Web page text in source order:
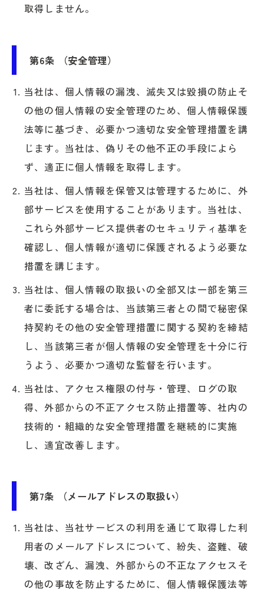
取得しません。
第6条 （安全管理）
当社は、個人情報の漏洩、滅失又は毀損の防止そ
の他の個人情報の安全管理のため、個人情報保護
法等に基づき、必要かつ適切な安全管理措置を講
じます。当社は、偽りその他不正の手段によら
ず、適正に個人情報を取得します。
当社は、個人情報を保管又は管理するために、外
部サービスを使用することがあります。当社は、
これら外部サービス提供者のセキュリティ基準を
確認し、個人情報が適切に保護されるよう必要な
措置を講じます。
当社は、個人情報の取扱いの全部又は一部を第三
者に委託する場合は、当該第三者との間で秘密保
持契約その他の安全管理措置に関する契約を締結
し、当該第三者が個人情報の安全管理を十分に行
うよう、必要かつ適切な監督を行います。
当社は、アクセス権限の付与・管理、ログの取
得、外部からの不正アクセス防止措置等、社内の
技術的・組織的な安全管理措置を継続的に実施
し、適宜改善します。
第7条 （メールアドレスの取扱い）
当社は、当社サービスの利用を通じて取得した利
用者のメールアドレスについて、紛失、盗難、破
壊、改ざん、漏洩、外部からの不正なアクセスそ
の他の事故を防止するために、個人情報保護法等